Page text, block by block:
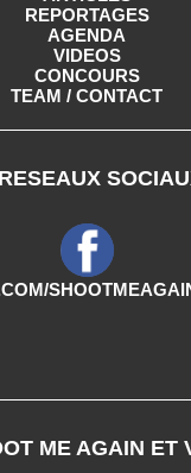
REPORTAGES
AGENDA
VIDEOS
CONCOURS
TEAM / CONTACT
ME AGAIN ET